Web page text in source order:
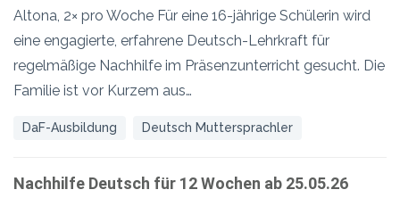
Altona, 2× pro Woche Für eine 16-jährige Schülerin wird
eine engagierte, erfahrene Deutsch-Lehrkraft für
regelmäßige Nachhilfe im Präsenzunterricht gesucht. Die
Familie ist vor Kurzem aus…
DaF-Ausbildung Deutsch Muttersprachler
Nachhilfe Deutsch für 12 Wochen ab 25.05.26